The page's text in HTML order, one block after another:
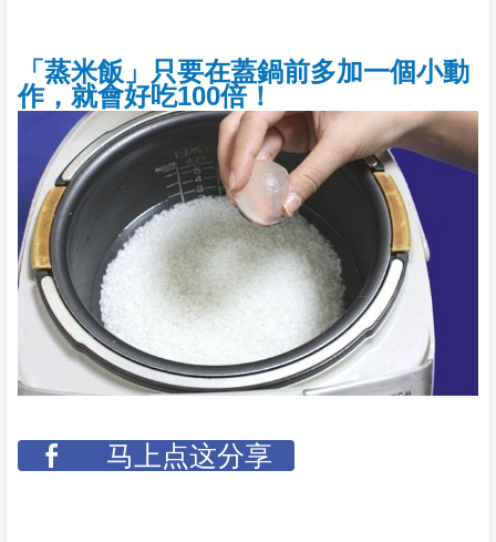
「蒸米飯」只要在蓋鍋前多加一個小動
作，就會好吃100倍！
马上点这分享